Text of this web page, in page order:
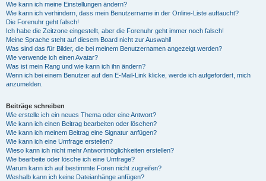
Wie kann ich meine Einstellungen ändern?
Wie kann ich verhindern, dass mein Benutzername in der Online-Liste auftaucht?
Die Forenuhr geht falsch!
Ich habe die Zeitzone eingestellt, aber die Forenuhr geht immer noch falsch!
Meine Sprache steht auf diesem Board nicht zur Auswahl!
Was sind das für Bilder, die bei meinem Benutzernamen angezeigt werden?
Wie verwende ich einen Avatar?
Was ist mein Rang und wie kann ich ihn ändern?
Wenn ich bei einem Benutzer auf den E-Mail-Link klicke, werde ich aufgefordert, mich
anzumelden.
Beiträge schreiben
Wie erstelle ich ein neues Thema oder eine Antwort?
Wie kann ich einen Beitrag bearbeiten oder löschen?
Wie kann ich meinem Beitrag eine Signatur anfügen?
Wie kann ich eine Umfrage erstellen?
Wieso kann ich nicht mehr Antwortmöglichkeiten erstellen?
Wie bearbeite oder lösche ich eine Umfrage?
Warum kann ich auf bestimmte Foren nicht zugreifen?
Weshalb kann ich keine Dateianhänge anfügen?